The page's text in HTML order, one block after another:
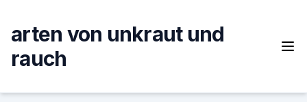
content
arten von unkraut und
rauch